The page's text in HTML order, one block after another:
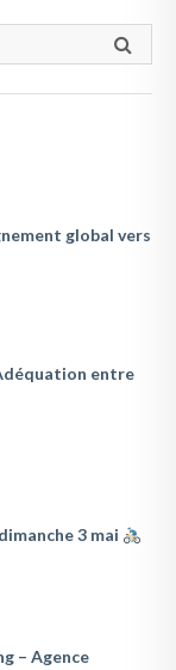
global vers
entre
3 mai
– Agence